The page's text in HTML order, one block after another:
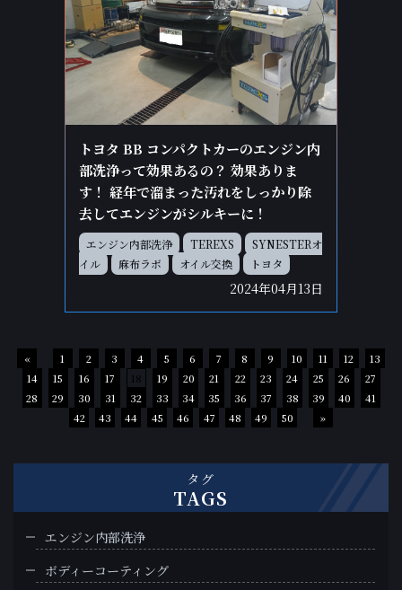
トヨタ BB コンパクトカーのエンジン内
部洗浄って効果あるの？ 効果ありま
す！ 経年で溜まった汚れをしっかり除
去してエンジンがシルキーに！
エンジン内部洗浄 TEREXS
SYNESTERオ
イル
麻布ラボ オイル交換 トヨタ
2024年04月13日
« 1 2 3 4 5 6 7 8 9 10 11 12
13
14
15 16 17 18 19 20 21 22 23 24 25 26
27
28
29 30 31 32 33 34 35 36 37 38 39 40
41
42
43 44 45 46 47 48 49 50 »
タグ
TAGS
エンジン内部洗浄
ボディーコーティング